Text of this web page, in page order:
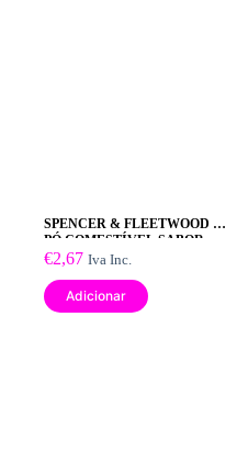
SPENCER & FLEETWOOD –
PÓ COMESTÍVEL SABOR
MORANGO
€2,67 Iva Inc.
Adicionar